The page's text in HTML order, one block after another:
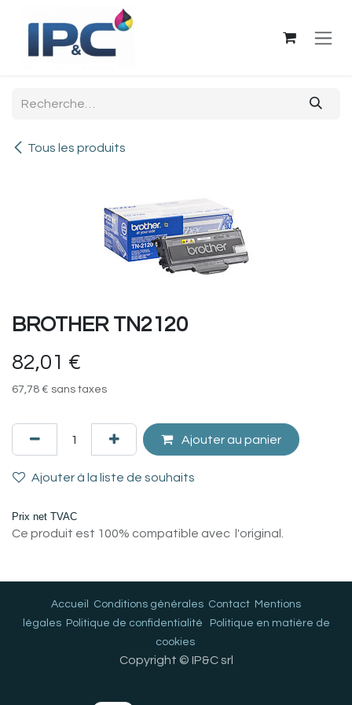
Se rendre au contenu
Tous les produits
BROTHER TN2120
82,01 €
67,78 € sans taxes
Ajouter au panier
Ajouter à la liste de souhaits
Prix net TVAC
Ce produit est 100% compatible avec l'original.
Accueil Conditions générales Contact Mentions
légales Politique de confidentialité
Politique en matière de
cookies
Copyright © IP&C srl